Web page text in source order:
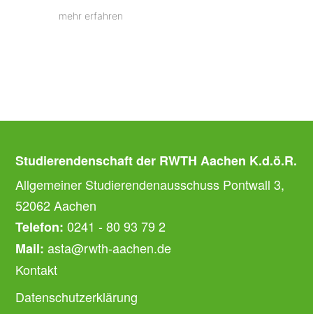
mehr erfahren
Studierendenschaft der RWTH Aachen K.d.ö.R.
Allgemeiner Studierendenausschuss Pontwall 3,
52062 Aachen
Telefon: 0241 - 80 93 79 2
Mail: asta@rwth-aachen.de
Kontakt
Datenschutzerklärung